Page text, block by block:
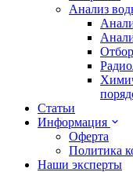
Анализ
Статьи
Информация
Оферта
Политика
Наши эксперты